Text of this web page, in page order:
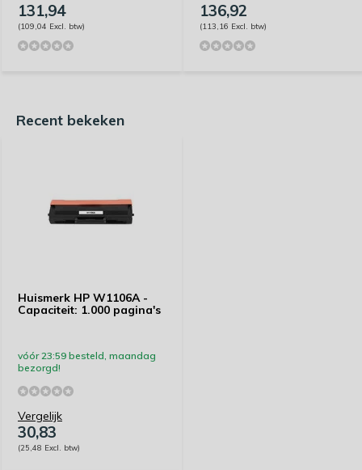
131,94
(109,04 Excl. btw)
136,92
(113,16 Excl. btw)
Recent bekeken
Huismerk HP W1106A -
Capaciteit: 1.000 pagina's
vóór 23:59 besteld, maandag
bezorgd!
Vergelijk
30,83
(25,48 Excl. btw)